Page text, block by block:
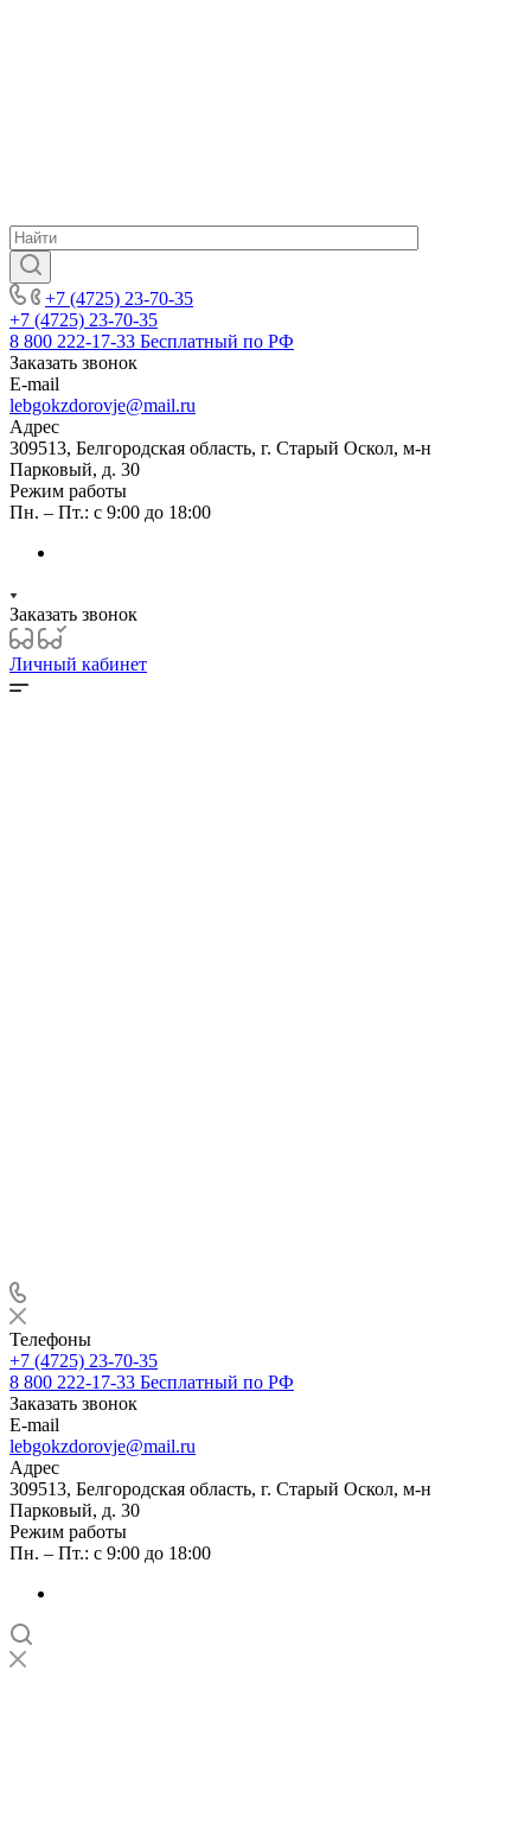
+7 (4725) 23-70-35
+7 (4725) 23-70-35
8 800 222-17-33 Бесплатный по РФ
Заказать звонок
E-mail
lebgokzdorovje@mail.ru
Адрес
309513, Белгородская область, г. Старый Оскол, м-н
Парковый, д. 30
Режим работы
Пн. – Пт.: с 9:00 до 18:00
Заказать звонок
Личный кабинет
Телефоны
+7 (4725) 23-70-35
8 800 222-17-33 Бесплатный по РФ
Заказать звонок
E-mail
lebgokzdorovje@mail.ru
Адрес
309513, Белгородская область, г. Старый Оскол, м-н
Парковый, д. 30
Режим работы
Пн. – Пт.: с 9:00 до 18:00